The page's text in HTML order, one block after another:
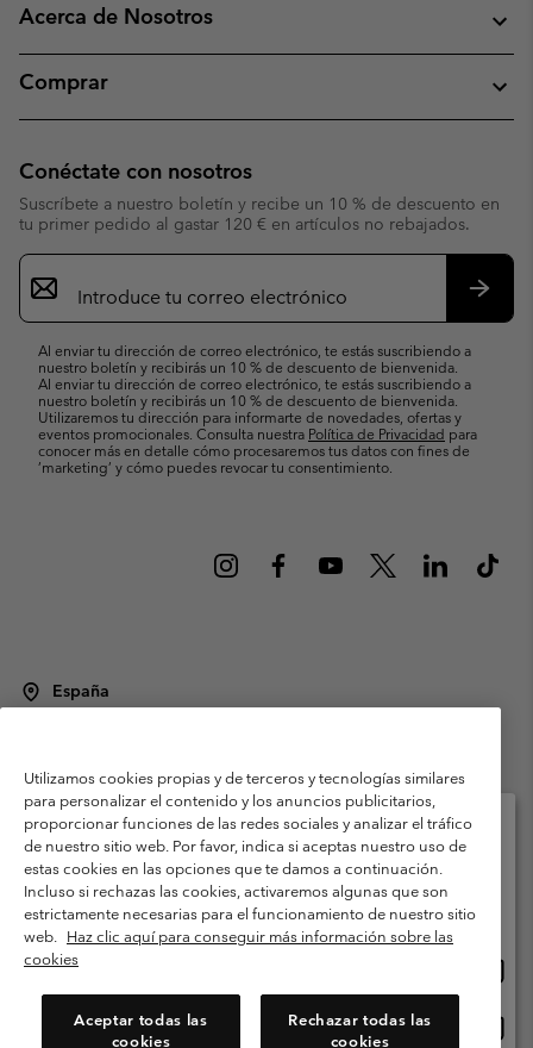
Acerca de Nosotros
Comprar
Conéctate con nosotros
Suscríbete a nuestro boletín y recibe un 10 % de descuento en
tu primer pedido al gastar 120 € en artículos no rebajados.
Suscripción
de
correo
Al enviar tu dirección de correo electrónico, te estás suscribiendo a
nuestro boletín y recibirás un 10 % de descuento de bienvenida.
Al enviar tu dirección de correo electrónico, te estás suscribiendo a
nuestro boletín y recibirás un 10 % de descuento de bienvenida.
Utilizaremos tu dirección para informarte de novedades, ofertas y
eventos promocionales. Consulta nuestra Política de Privacidad para
conocer más en detalle cómo procesaremos tus datos con fines de
’marketing’ y cómo puedes revocar tu consentimiento.
España
Condiciones de uso
Terminos de Venta
Garantía
Política de Privacidad
Términos y condiciones del programa de miembros
Términos De Uso Del Contenido Generado Por Los Usuarios
Impressum
Cookies Public CBCR
Utilizamos cookies propias y de terceros y tecnologías similares
para personalizar el contenido y los anuncios publicitarios,
proporcionar funciones de las redes sociales y analizar el tráfico
de nuestro sitio web. Por favor, indica si aceptas nuestro uso de
estas cookies en las opciones que te damos a continuación.
Incluso si rechazas las cookies, activaremos algunas que son
estrictamente necesarias para el funcionamiento de nuestro sitio
web. Haz clic aquí para conseguir más información sobre las
cookies
Aceptar todas las
cookies
Rechazar todas las
cookies
Selecciona tu país e idioma envío
Compras en línea disponibles
línea
España